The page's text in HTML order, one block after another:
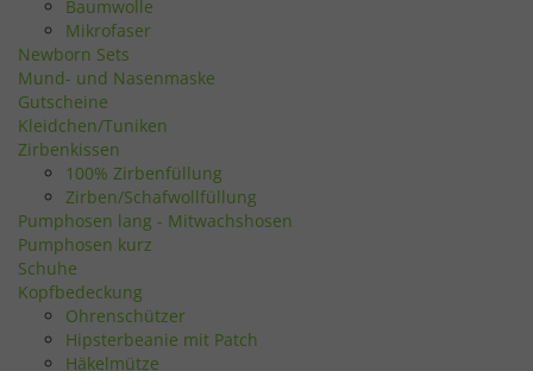
Baumwolle
Mikrofaser
Newborn Sets
Mund- und Nasenmaske
Gutscheine
Kleidchen/Tuniken
Zirbenkissen
100% Zirbenfüllung
Zirben/Schafwollfüllung
Pumphosen lang - Mitwachshosen
Pumphosen kurz
Schuhe
Kopfbedeckung
Ohrenschützer
Hipsterbeanie mit Patch
Häkelmütze